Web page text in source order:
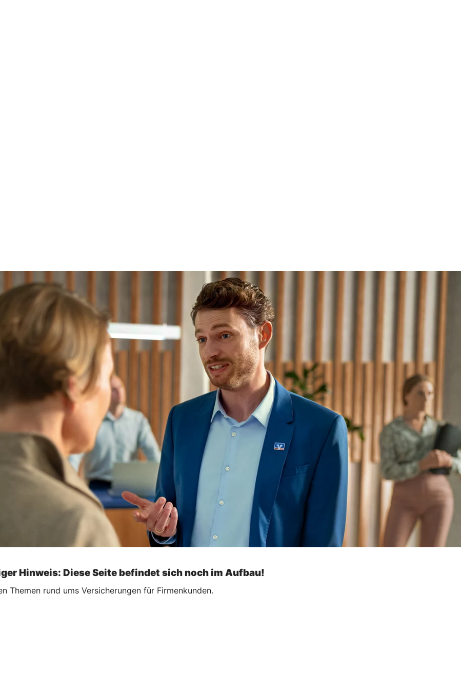
Hinweis: Diese Seite befindet sich noch im Aufbau!
Themen rund ums Versicherungen für Firmenkunden.